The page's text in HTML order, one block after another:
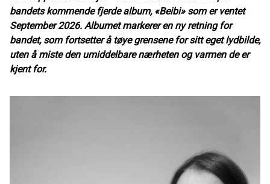
bandets kommende fjerde album, «Beibi» som er ventet
September 2026. Albumet markerer en ny retning for
bandet, som fortsetter å tøye grensene for sitt eget lydbilde,
uten å miste den umiddelbare nærheten og varmen de er
kjent for.